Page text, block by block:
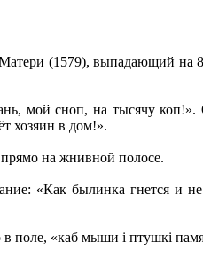
(1579), выпадающий на
мой сноп, на тысячу
хозяин в дом!».
на жнивной полосе.
«Как былинка гнется и
в поле, «каб мыши i птушкi